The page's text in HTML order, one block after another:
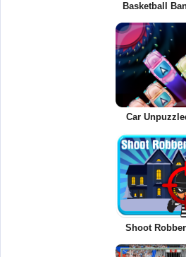
Basketball
Car
Shoot